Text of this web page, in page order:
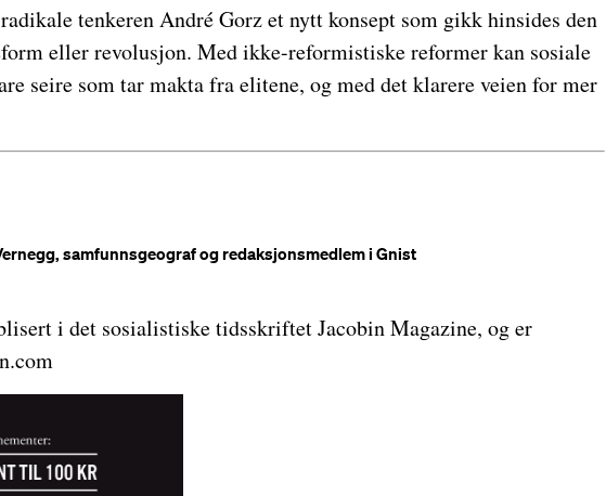
tenkeren André Gorz et nytt konsept som gikk hinsides den
eller revolusjon. Med ikke-reformistiske reformer kan sosiale
seire som tar makta fra elitene, og med det klarere veien for mer
samfunnsgeograf og redaksjonsmedlem i Gnist
i det sosialistiske tidsskriftet Jacobin Magazine, og er